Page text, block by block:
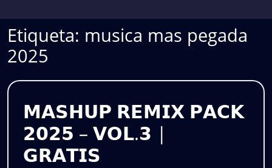
Etiqueta: musica mas pegada
2025
𝗠𝗔𝗦𝗛𝗨𝗣 𝗥𝗘𝗠𝗜𝗫 𝗣𝗔𝗖𝗞
𝟮𝟬𝟮𝟱 – 𝗩𝗢𝗟.𝟯 |
𝗚𝗥𝗔𝗧𝗜𝗦